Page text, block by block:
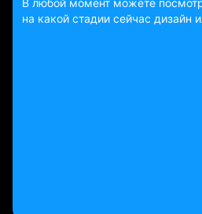
на какой стадии сейчас дизайн